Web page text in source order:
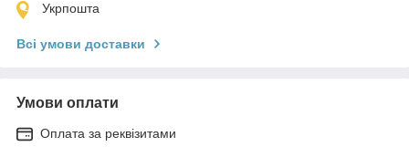
Укрпошта
Всі умови доставки
Умови оплати
Оплата за реквізитами